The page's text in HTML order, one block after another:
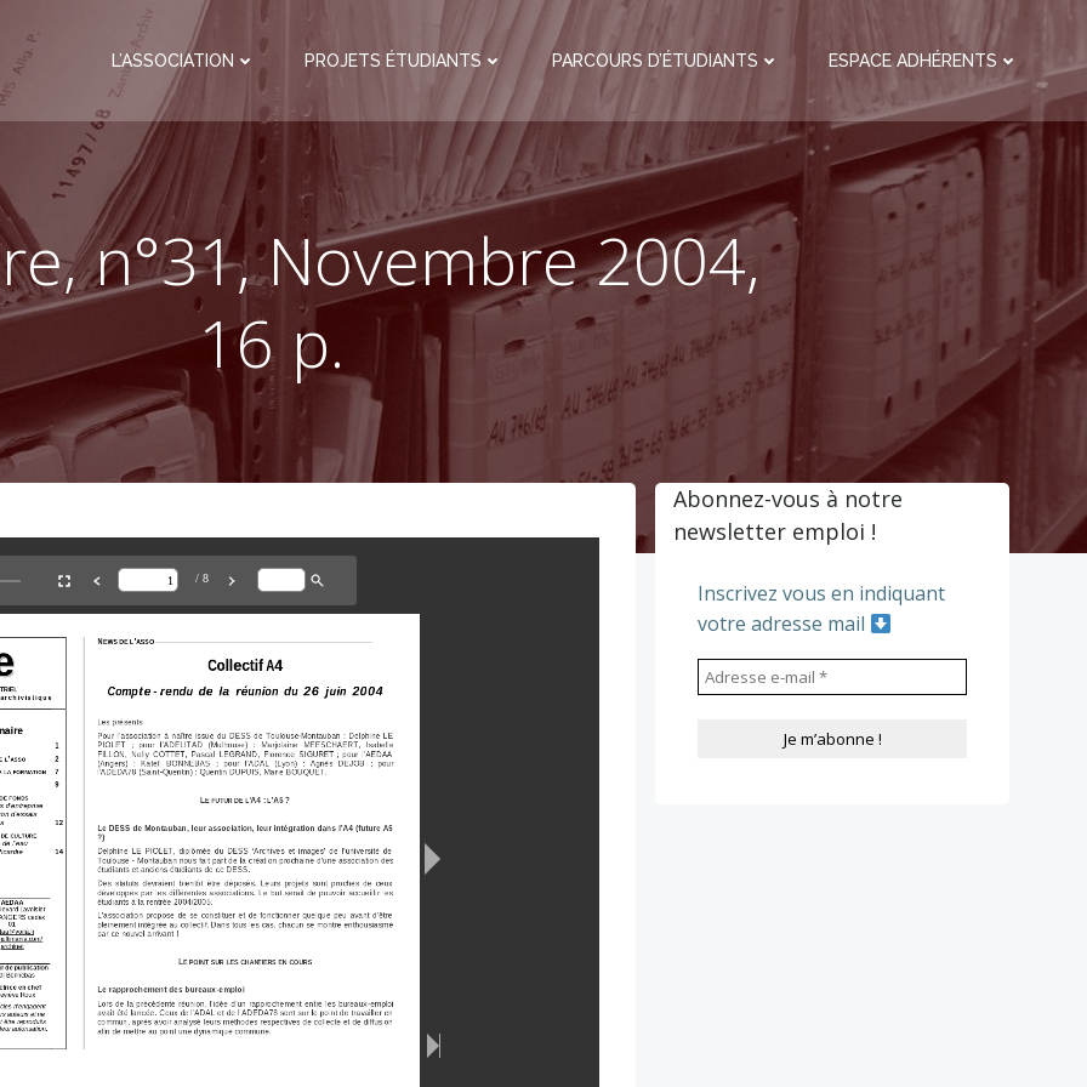
L’ASSOCIATION PROJETS ÉTUDIANTS PARCOURS D’ÉTUDIANTS ESPACE ADHÉRENTS
n°31, Novembre 2004,
16 p.
Abonnez-vous à notre
newsletter emploi !
Inscrivez vous en indiquant
votre adresse mail